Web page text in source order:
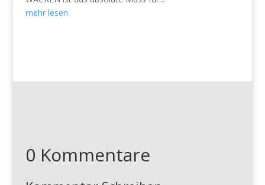
mehr lesen
0 Kommentare